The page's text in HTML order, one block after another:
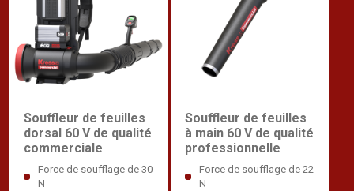
Souffleur de feuilles
dorsal 60 V de qualité
commerciale
Force de soufflage de 30
N
Souffleur de feuilles
à main 60 V de qualité
professionnelle
Force de soufflage de 22
N